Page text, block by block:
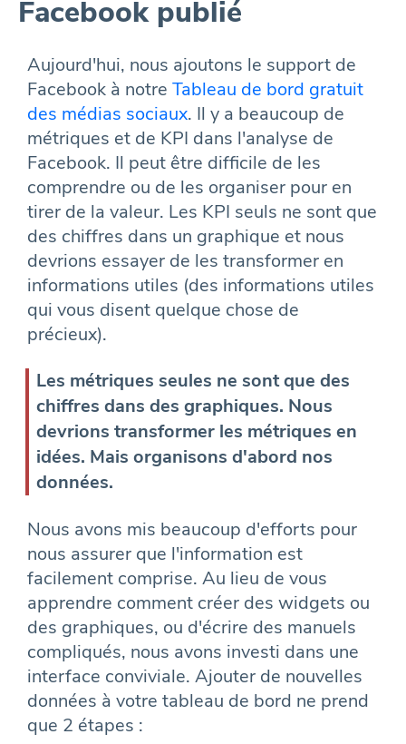
Facebook publié
Aujourd'hui, nous ajoutons le support de
Facebook à notre Tableau de bord gratuit
des médias sociaux. Il y a beaucoup de
métriques et de KPI dans l'analyse de
Facebook. Il peut être difficile de les
comprendre ou de les organiser pour en
tirer de la valeur. Les KPI seuls ne sont que
des chiffres dans un graphique et nous
devrions essayer de les transformer en
informations utiles (des informations utiles
qui vous disent quelque chose de
précieux).
Les métriques seules ne sont que des
chiffres dans des graphiques. Nous
devrions transformer les métriques en
idées. Mais organisons d'abord nos
données.
Nous avons mis beaucoup d'efforts pour
nous assurer que l'information est
facilement comprise. Au lieu de vous
apprendre comment créer des widgets ou
des graphiques, ou d'écrire des manuels
compliqués, nous avons investi dans une
interface conviviale. Ajouter de nouvelles
données à votre tableau de bord ne prend
que 2 étapes :